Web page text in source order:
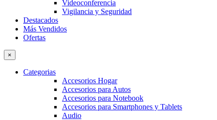
Videoconferencia
Vigilancia y Seguridad
Destacados
Más Vendidos
Ofertas
×
Categorias
Accesorios Hogar
Accesorios para Autos
Accesorios para Notebook
Accesorios para Smartphones y Tablets
Audio